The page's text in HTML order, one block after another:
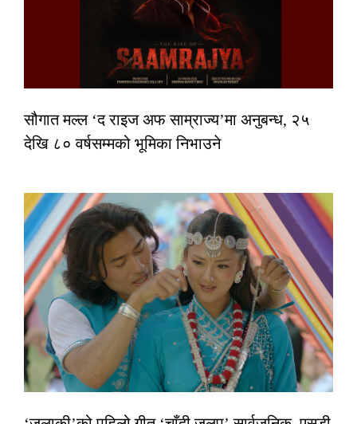
सौगात मल्ल ‘द राइज अफ साम्राज्य’मा अनुबन्ध, २५
देखि ८० वर्षसम्मको भूमिका निभाउने